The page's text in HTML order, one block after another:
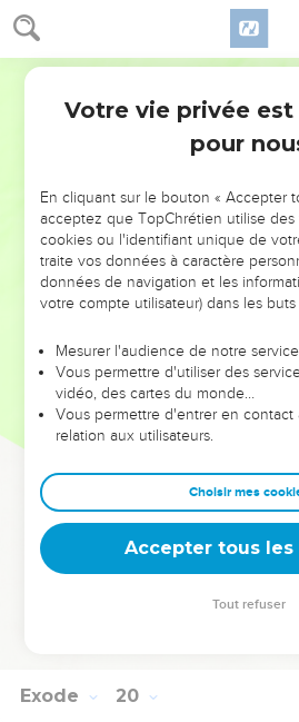
Exode 19
Alors Moïse fit sortir le peuple du
Dieu ; et ils s'arrêtèrent au pied de la
Or, le mont Sinaï était tout en
fumée d'une fournaise, et toute la
Et le son de la trompette allait se
L'Éternel descendit donc sur le
la montagne ; et l'Éternel appela
montagne, et Moïse y monta.
Et l'Éternel dit à Moïse :
grand nombre d'entre eux ne périsse.
Et même, que les sacrificateurs
l'Éternel, se sanctifient, de peur que
23
mont Sinaï, car tu nous en as fait
des limites autour de la montagne, et
Et l'Éternel lui dit : Va, descends ;
Aaron avec toi ; mais que les
Exode 20
Votre vie privée
pour
En cliquant sur le bouton « Accepter
acceptez que TopChrétien utilise des
cookies ou l'identifiant unique de
traite vos données à caractère
données de navigation et les
votre compte utilisateur) dans les buts
Mesurer l'audience de notre service
Vous permettre d'utiliser des
vidéo, des cartes du monde…
Vous permettre d'entrer en
relation aux utilisateurs.
Choisir mes
Accepter tous les
Tout refuser